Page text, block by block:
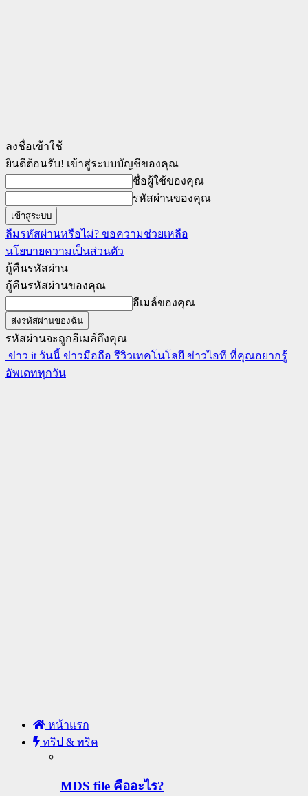
ลงชื่อเข้าใช้
ยินดีต้อนรับ! เข้าสู่ระบบบัญชีของคุณ
ชื่อผู้ใช้ของคุณ
รหัสผ่านของคุณ
ลืมรหัสผ่านหรือไม่? ขอความช่วยเหลือ
นโยบายความเป็นส่วนตัว
กู้คืนรหัสผ่าน
กู้คืนรหัสผ่านของคุณ
อีเมล์ของคุณ
รหัสผ่านจะถูกอีเมล์ถึงคุณ
ข่าว it วันนี้ ข่าวมือถือ รีวิวเทคโนโลยี ข่าวไอที ที่คุณอยากรู้
อัพเดททุกวัน
หน้าแรก
ทริป & ทริค
MDS file คืออะไร?